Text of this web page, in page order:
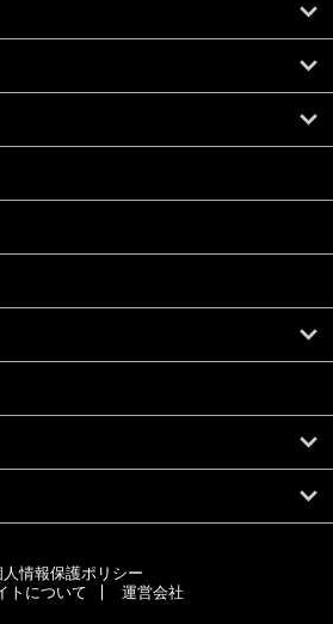
人情報保護ポリシー
トについて
運営会社